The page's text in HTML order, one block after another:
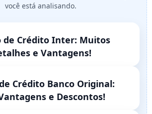
você está analisando.
de Crédito Inter: Muitos
e Vantagens!
Crédito Banco Original:
e Descontos!